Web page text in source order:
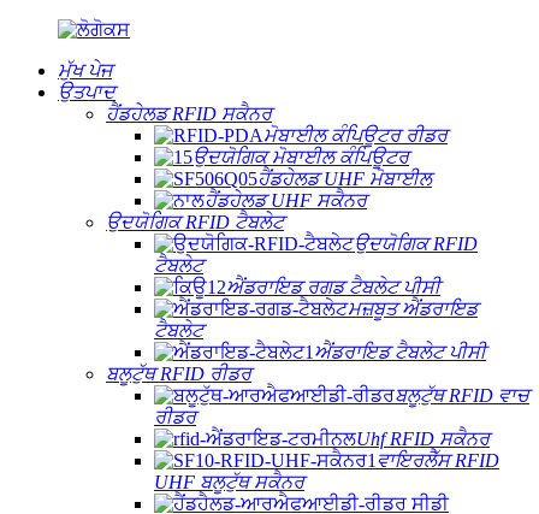
ਮੁੱਖ ਪੇਜ
ਉਤਪਾਦ
ਹੈਂਡਹੇਲਡ RFID ਸਕੈਨਰ
ਮੋਬਾਈਲ ਕੰਪਿਊਟਰ ਰੀਡਰ
ਉਦਯੋਗਿਕ ਮੋਬਾਈਲ ਕੰਪਿਊਟਰ
ਹੈਂਡਹੇਲਡ UHF ਮੋਬਾਈਲ
ਹੈਂਡਹੇਲਡ UHF ਸਕੈਨਰ
ਉਦਯੋਗਿਕ RFID ਟੈਬਲੇਟ
ਉਦਯੋਗਿਕ RFID
ਟੈਬਲੇਟ
ਐਂਡਰਾਇਡ ਰਗਡ ਟੈਬਲੇਟ ਪੀਸੀ
ਮਜ਼ਬੂਤ ​​ਐਂਡਰਾਇਡ
ਟੈਬਲੇਟ
ਐਂਡਰਾਇਡ ਟੈਬਲੇਟ ਪੀਸੀ
ਬਲੂਟੁੱਥ RFID ਰੀਡਰ
ਬਲੂਟੁੱਥ RFID ਵਾਚ
ਰੀਡਰ
Uhf RFID ਸਕੈਨਰ
ਵਾਇਰਲੈੱਸ RFID
UHF ਬਲੂਟੁੱਥ ਸਕੈਨਰ